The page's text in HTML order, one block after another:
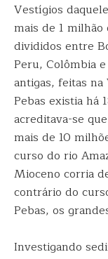
Vestígios
mais de 1
divididos entre
Peru, Colômbia
antigas, feitas
Pebas existia há
acreditava-se
mais de 10
curso do rio
Mioceno corria
contrário do
Pebas, os
Investigando